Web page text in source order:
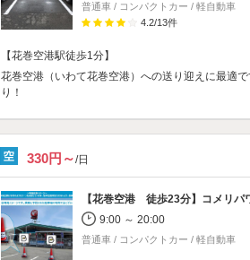
普通車 / コンパクトカー / 軽自動車
4.2/13件
【花巻空港駅徒歩1分】
花巻空港（いわて花巻空港）への送り迎えに最適
り！
330円～/日
【花巻空港 徒歩23分】 コメリパ
9:00 ～ 20:00
普通車 / コンパクトカー / 軽自動車